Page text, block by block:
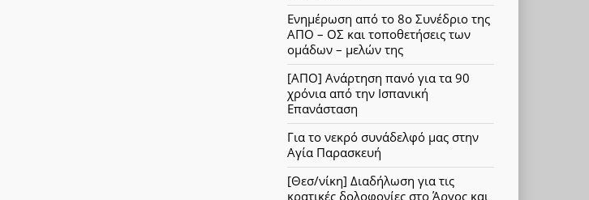
Ενημέρωση από το 8ο Συνέδριο της
ΑΠΟ – ΟΣ και τοποθετήσεις των
ομάδων – μελών της
[ΑΠΟ] Ανάρτηση πανό για τα 90
χρόνια από την Ισπανική
Επανάσταση
Για το νεκρό συνάδελφό μας στην
Αγία Παρασκευή
[Θεσ/νίκη] Διαδήλωση για τις
κρατικές δολοφονίες στο Άργος και